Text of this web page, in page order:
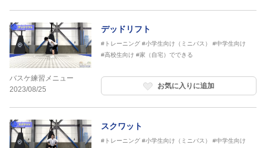
バスケ練習メニュー
2023/08/25
デッドリフト
#トレーニング #小学生向け（ミニバス）
#中学生向け
#高校生向け #家（自宅）でできる
お気に入りに追加
スクワット
#トレーニング #小学生向け（ミニバス）
#中学生向け